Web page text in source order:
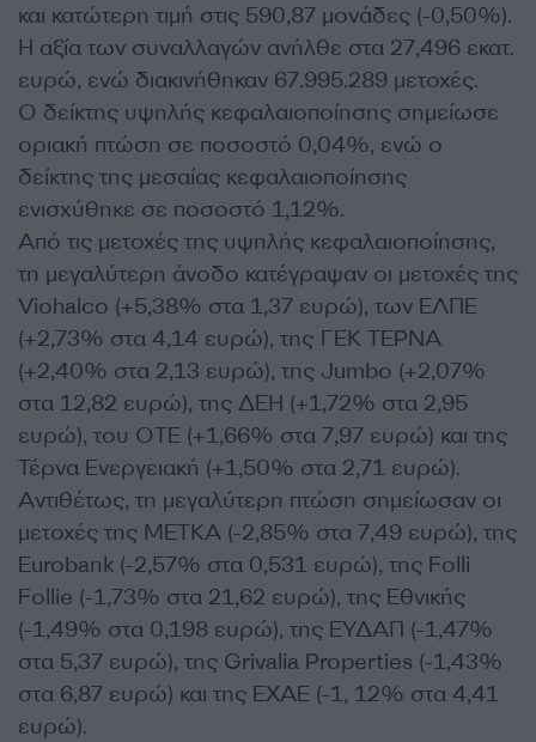
και κατώτερη τιμή στις 590,87 μονάδες (-0,50%).
Η αξία των συναλλαγών ανήλθε στα 27,496 εκατ.
ευρώ, ενώ διακινήθηκαν 67.995.289 μετοχές.
Ο δείκτης υψηλής κεφαλαιοποίησης σημείωσε
οριακή πτώση σε ποσοστό 0,04%, ενώ ο
δείκτης της μεσαίας κεφαλαιοποίησης
ενισχύθηκε σε ποσοστό 1,12%.
Από τις μετοχές της υψηλής κεφαλαιοποίησης,
τη μεγαλύτερη άνοδο κατέγραψαν οι μετοχές της
Viohalco (+5,38% στα 1,37 ευρώ), των ΕΛΠΕ
(+2,73% στα 4,14 ευρώ), της ΓΕΚ ΤΕΡΝΑ
(+2,40% στα 2,13 ευρώ), της Jumbo (+2,07%
στα 12,82 ευρώ), της ΔΕΗ (+1,72% στα 2,95
ευρώ), του ΟΤΕ (+1,66% στα 7,97 ευρώ) και της
Τέρνα Ενεργειακή (+1,50% στα 2,71 ευρώ).
Αντιθέτως, τη μεγαλύτερη πτώση σημείωσαν οι
μετοχές της ΜΕΤΚΑ (-2,85% στα 7,49 ευρώ), της
Eurobank (-2,57% στα 0,531 ευρώ), της Folli
Follie (-1,73% στα 21,62 ευρώ), της Εθνικής
(-1,49% στα 0,198 ευρώ), της ΕΥΔΑΠ (-1,47%
στα 5,37 ευρώ), της Grivalia Properties (-1,43%
στα 6,87 ευρώ) και της ΕΧΑΕ (-1, 12% στα 4,41
ευρώ).